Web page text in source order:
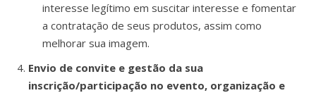
interesse legítimo em suscitar interesse e fomentar
a contratação de seus produtos, assim como
melhorar sua imagem.
Envio de convite e gestão da sua
inscrição/participação no evento, organização e